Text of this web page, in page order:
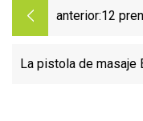
anterior:12
La pistola de masaje